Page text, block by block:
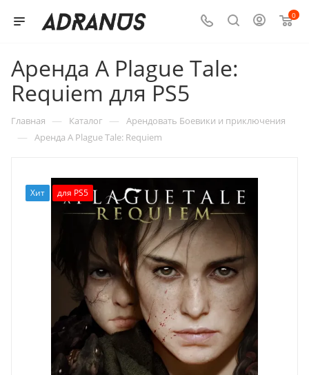
0
Аренда A Plague Tale:
Requiem для PS5
Главная — Каталог — Арендовать Боевики и приключения
— Аренда A Plague Tale: Requiem
Хит для PS5